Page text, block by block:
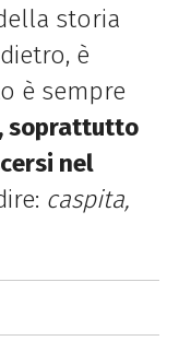
storia
è
è sempre
soprattutto
nel
caspita,